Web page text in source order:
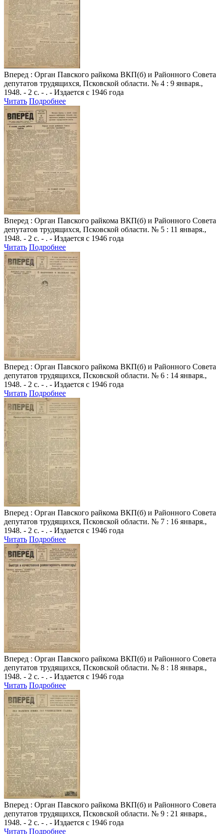
Вперед : Орган Павского райкома ВКП(б) и Районного Совета
депутатов трудящихся, Псковской области. № 4 : 9 января.,
1948. - 2 с. - . - Издается с 1946 года
Читать Подробнее
Вперед : Орган Павского райкома ВКП(б) и Районного Совета
депутатов трудящихся, Псковской области. № 5 : 11 января.,
1948. - 2 с. - . - Издается с 1946 года
Читать Подробнее
Вперед : Орган Павского райкома ВКП(б) и Районного Совета
депутатов трудящихся, Псковской области. № 6 : 14 января.,
1948. - 2 с. - . - Издается с 1946 года
Читать Подробнее
Вперед : Орган Павского райкома ВКП(б) и Районного Совета
депутатов трудящихся, Псковской области. № 7 : 16 января.,
1948. - 2 с. - . - Издается с 1946 года
Читать Подробнее
Вперед : Орган Павского райкома ВКП(б) и Районного Совета
депутатов трудящихся, Псковской области. № 8 : 18 января.,
1948. - 2 с. - . - Издается с 1946 года
Читать Подробнее
Вперед : Орган Павского райкома ВКП(б) и Районного Совета
депутатов трудящихся, Псковской области. № 9 : 21 января.,
1948. - 2 с. - . - Издается с 1946 года
Читать Подробнее